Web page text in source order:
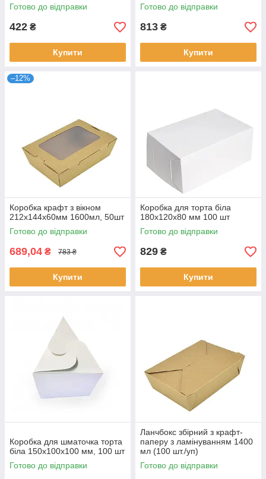
Готово до відправки
422 ₴
Купити
Готово до відправки
813 ₴
Купити
–12%
Коробка крафт з вікном
212х144х60мм 1600мл, 50шт
Готово до відправки
689,04 ₴ 783 ₴
Купити
Коробка для торта біла
180х120х80 мм 100 шт
Готово до відправки
829 ₴
Купити
Коробка для шматочка торта
біла 150х100х100 мм, 100 шт
Готово до відправки
Ланчбокс збірний з крафт-
паперу з ламінуванням 1400
мл (100 шт./уп)
Готово до відправки